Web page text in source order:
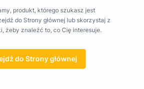
produkt, którego szukasz jest
do Strony głównej lub skorzystaj z
żeby znaleźć to, co Cię interesuje.
do Strony głównej